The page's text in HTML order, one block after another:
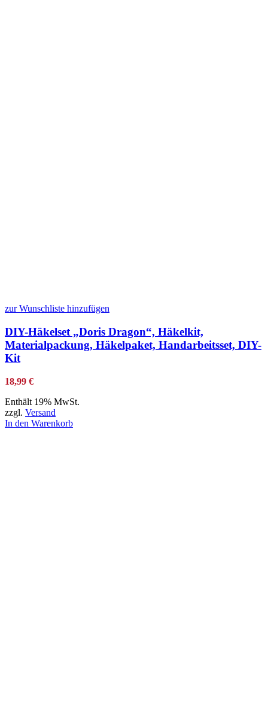
zur Wunschliste hinzufügen
DIY-Häkelset „Doris Dragon“, Häkelkit,
Materialpackung, Häkelpaket, Handarbeitsset, DIY-
Kit
18,99 €
Enthält 19% MwSt.
zzgl. Versand
In den Warenkorb